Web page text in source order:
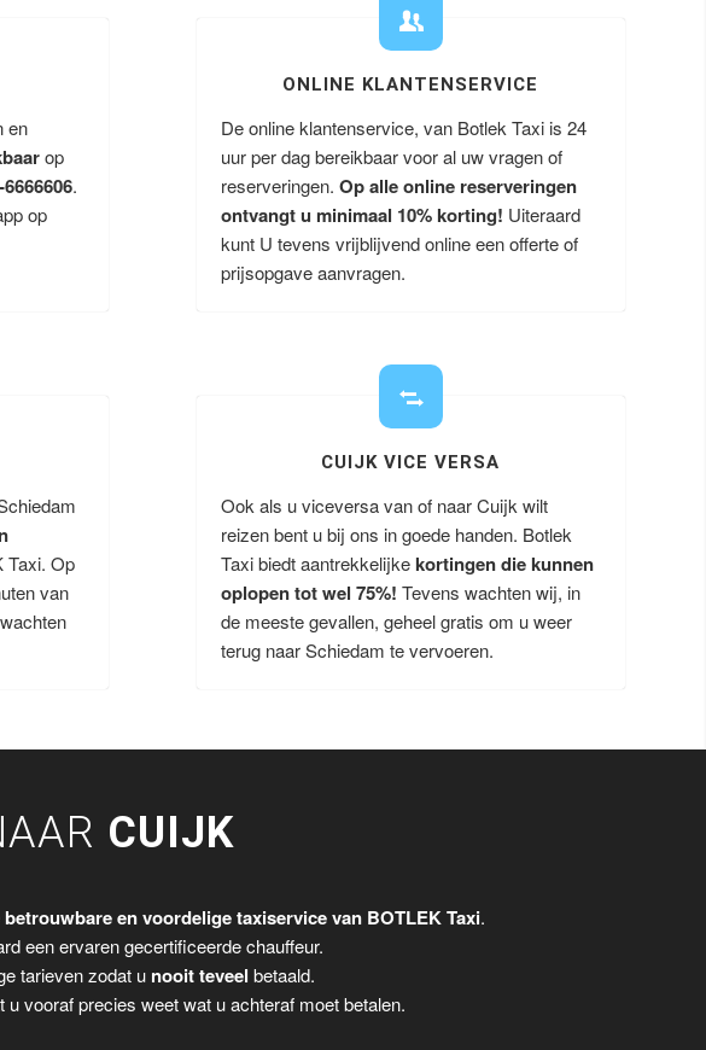
en
op
.
op
ONLINE KLANTENSERVICE
De online klantenservice, van Botlek Taxi is 24
uur per dag bereikbaar voor al uw vragen of
reserveringen.Op alle online reserveringen
ontvangt u minimaal 10% korting! Uiteraard
kunt U tevens vrijblijvend online een offerte of
prijsopgave aanvragen.
Op
van
CUIJK VICE VERSA
Ook als u viceversa van of naar Cuijk wilt
reizen bent u bij ons in goede handen. Botlek
Taxi biedt aantrekkelijkekortingen die kunnen
oplopen tot wel 75%!Tevens wachten wij, in
de meeste gevallen, geheel gratis om u weer
terug naar Schiedam te vervoeren.
CUIJK
betrouwbare en voordelige taxiservice van BOTLEK Taxi.
een ervaren gecertificeerde chauffeur.
tarieven zodat u nooit teveel betaald.
vooraf precies weet wat u achteraf moet betalen.